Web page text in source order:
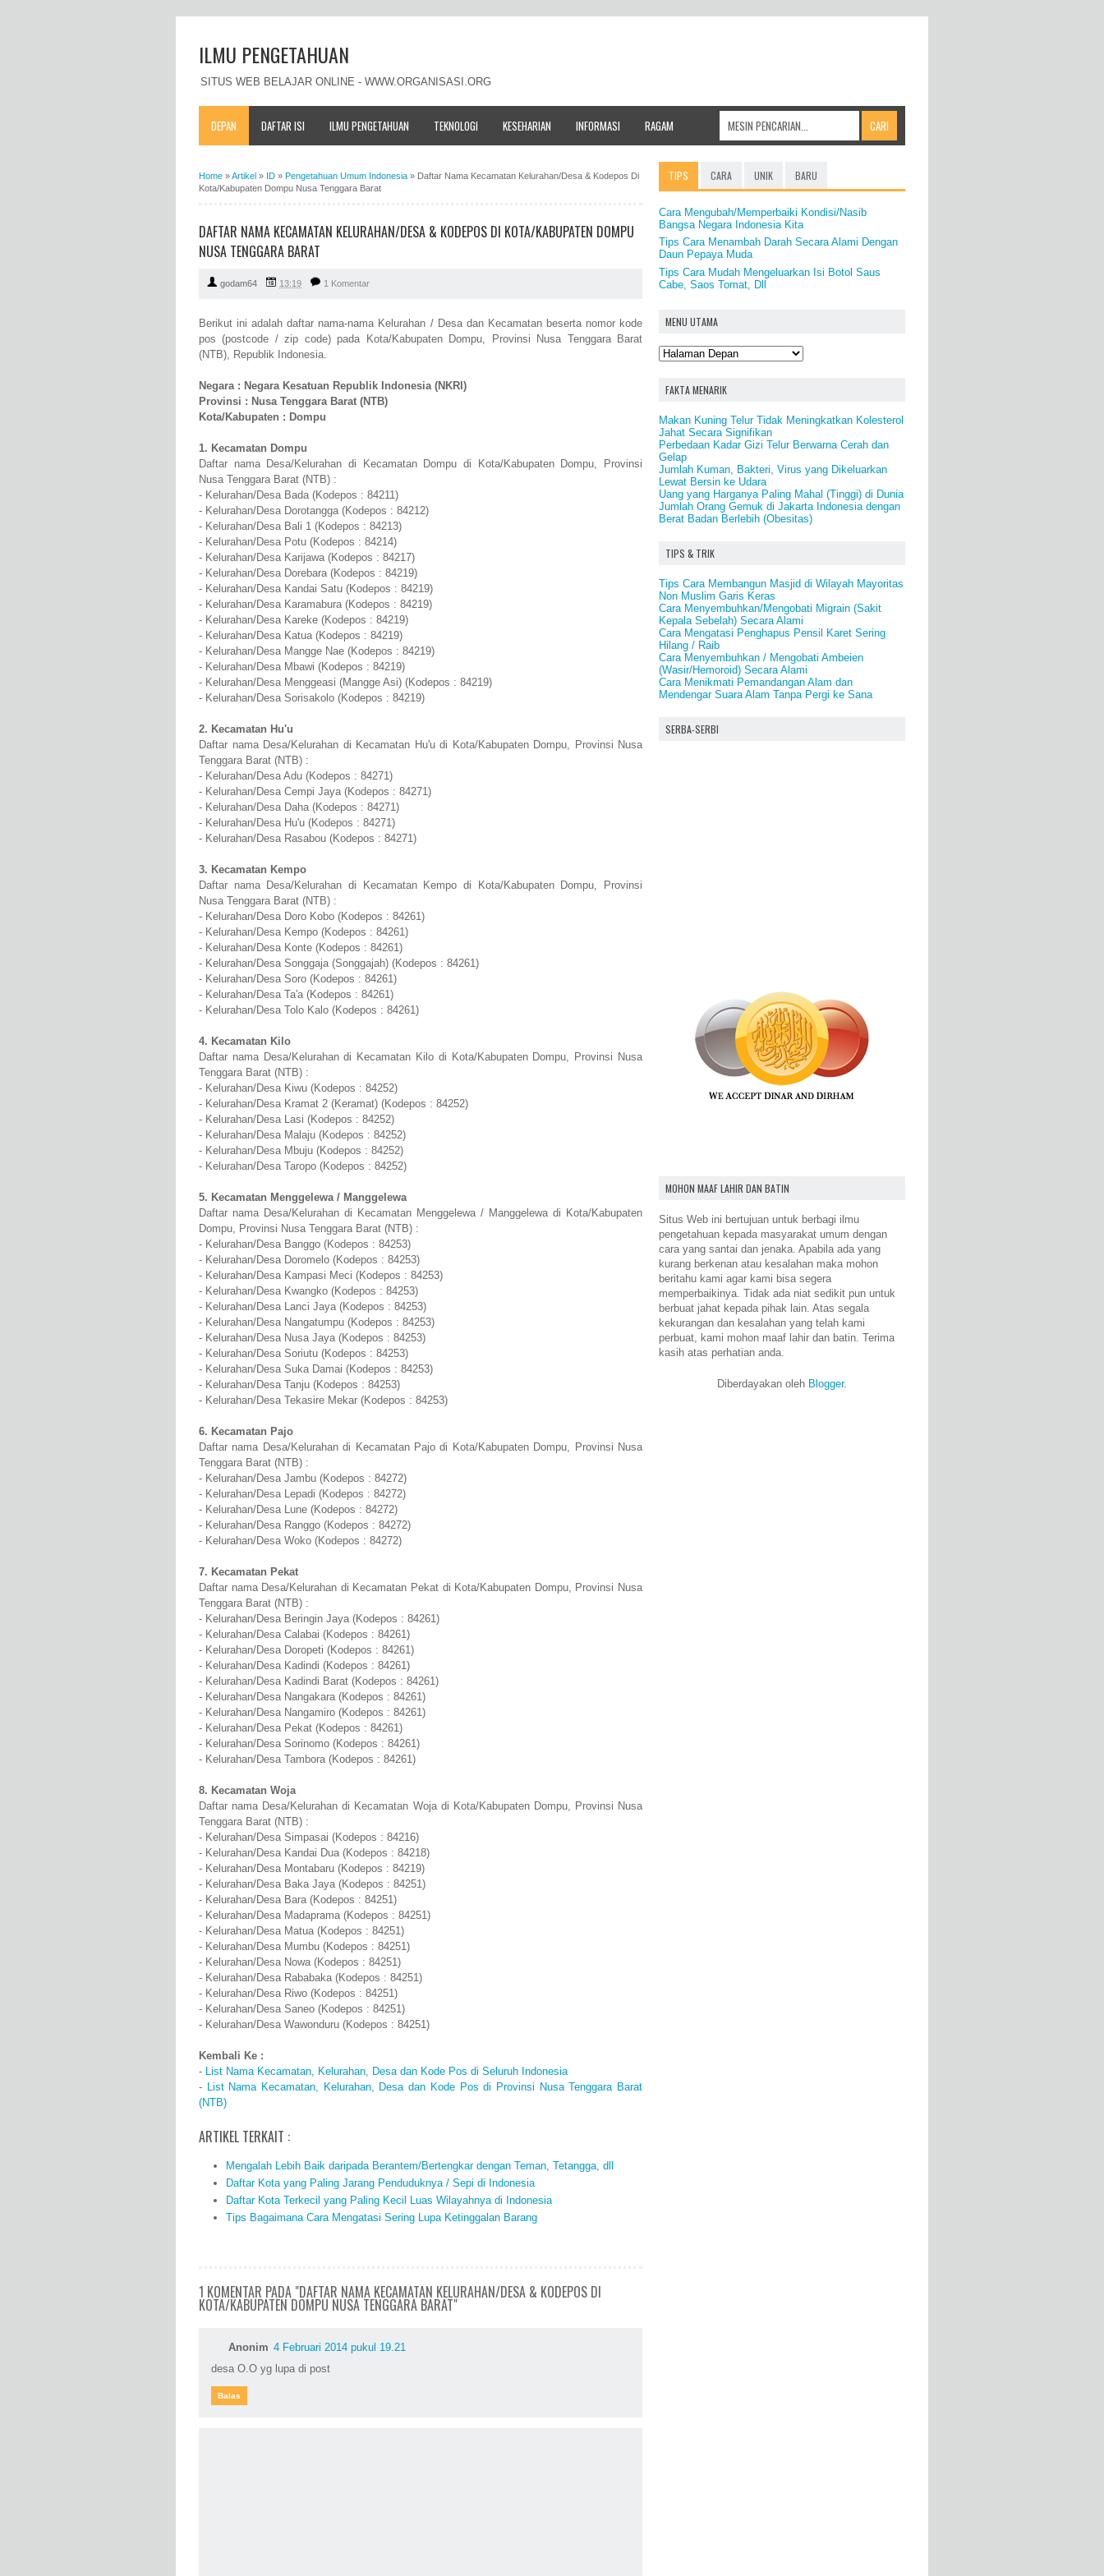
ILMU PENGETAHUAN
SITUS WEB BELAJAR ONLINE - WWW.ORGANISASI.ORG
DEPAN DAFTAR ISI ILMU PENGETAHUAN TEKNOLOGI KESEHARIAN INFORMASI RAGAM
Home »Artikel » ID » Pengetahuan Umum Indonesia » Daftar Nama Kecamatan Kelurahan/Desa & Kodepos Di
Kota/Kabupaten Dompu Nusa Tenggara Barat
DAFTAR NAMA KECAMATAN KELURAHAN/DESA & KODEPOS DI KOTA/KABUPATEN DOMPU
NUSA TENGGARA BARAT
godam64 13:19 1 Komentar
Berikut ini adalah daftar nama-nama Kelurahan / Desa dan Kecamatan beserta nomor kode
pos (postcode / zip code) pada Kota/Kabupaten Dompu, Provinsi Nusa Tenggara Barat
(NTB), Republik Indonesia.
Negara : Negara Kesatuan Republik Indonesia (NKRI)
Provinsi : Nusa Tenggara Barat (NTB)
Kota/Kabupaten : Dompu
1. Kecamatan Dompu
Daftar nama Desa/Kelurahan di Kecamatan Dompu di Kota/Kabupaten Dompu, Provinsi
Nusa Tenggara Barat (NTB) :
- Kelurahan/Desa Bada (Kodepos : 84211)
- Kelurahan/Desa Dorotangga (Kodepos : 84212)
- Kelurahan/Desa Bali 1 (Kodepos : 84213)
- Kelurahan/Desa Potu (Kodepos : 84214)
- Kelurahan/Desa Karijawa (Kodepos : 84217)
- Kelurahan/Desa Dorebara (Kodepos : 84219)
- Kelurahan/Desa Kandai Satu (Kodepos : 84219)
- Kelurahan/Desa Karamabura (Kodepos : 84219)
- Kelurahan/Desa Kareke (Kodepos : 84219)
- Kelurahan/Desa Katua (Kodepos : 84219)
- Kelurahan/Desa Mangge Nae (Kodepos : 84219)
- Kelurahan/Desa Mbawi (Kodepos : 84219)
- Kelurahan/Desa Menggeasi (Mangge Asi) (Kodepos : 84219)
- Kelurahan/Desa Sorisakolo (Kodepos : 84219)
2. Kecamatan Hu'u
Daftar nama Desa/Kelurahan di Kecamatan Hu'u di Kota/Kabupaten Dompu, Provinsi Nusa
Tenggara Barat (NTB) :
- Kelurahan/Desa Adu (Kodepos : 84271)
- Kelurahan/Desa Cempi Jaya (Kodepos : 84271)
- Kelurahan/Desa Daha (Kodepos : 84271)
- Kelurahan/Desa Hu'u (Kodepos : 84271)
- Kelurahan/Desa Rasabou (Kodepos : 84271)
3. Kecamatan Kempo
Daftar nama Desa/Kelurahan di Kecamatan Kempo di Kota/Kabupaten Dompu, Provinsi
Nusa Tenggara Barat (NTB) :
- Kelurahan/Desa Doro Kobo (Kodepos : 84261)
- Kelurahan/Desa Kempo (Kodepos : 84261)
- Kelurahan/Desa Konte (Kodepos : 84261)
- Kelurahan/Desa Songgaja (Songgajah) (Kodepos : 84261)
- Kelurahan/Desa Soro (Kodepos : 84261)
- Kelurahan/Desa Ta'a (Kodepos : 84261)
- Kelurahan/Desa Tolo Kalo (Kodepos : 84261)
4. Kecamatan Kilo
Daftar nama Desa/Kelurahan di Kecamatan Kilo di Kota/Kabupaten Dompu, Provinsi Nusa
Tenggara Barat (NTB) :
- Kelurahan/Desa Kiwu (Kodepos : 84252)
- Kelurahan/Desa Kramat 2 (Keramat) (Kodepos : 84252)
- Kelurahan/Desa Lasi (Kodepos : 84252)
- Kelurahan/Desa Malaju (Kodepos : 84252)
- Kelurahan/Desa Mbuju (Kodepos : 84252)
- Kelurahan/Desa Taropo (Kodepos : 84252)
5. Kecamatan Menggelewa / Manggelewa
Daftar nama Desa/Kelurahan di Kecamatan Menggelewa / Manggelewa di Kota/Kabupaten
Dompu, Provinsi Nusa Tenggara Barat (NTB) :
- Kelurahan/Desa Banggo (Kodepos : 84253)
- Kelurahan/Desa Doromelo (Kodepos : 84253)
- Kelurahan/Desa Kampasi Meci (Kodepos : 84253)
- Kelurahan/Desa Kwangko (Kodepos : 84253)
- Kelurahan/Desa Lanci Jaya (Kodepos : 84253)
- Kelurahan/Desa Nangatumpu (Kodepos : 84253)
- Kelurahan/Desa Nusa Jaya (Kodepos : 84253)
- Kelurahan/Desa Soriutu (Kodepos : 84253)
- Kelurahan/Desa Suka Damai (Kodepos : 84253)
- Kelurahan/Desa Tanju (Kodepos : 84253)
- Kelurahan/Desa Tekasire Mekar (Kodepos : 84253)
6. Kecamatan Pajo
Daftar nama Desa/Kelurahan di Kecamatan Pajo di Kota/Kabupaten Dompu, Provinsi Nusa
Tenggara Barat (NTB) :
- Kelurahan/Desa Jambu (Kodepos : 84272)
- Kelurahan/Desa Lepadi (Kodepos : 84272)
- Kelurahan/Desa Lune (Kodepos : 84272)
- Kelurahan/Desa Ranggo (Kodepos : 84272)
- Kelurahan/Desa Woko (Kodepos : 84272)
7. Kecamatan Pekat
Daftar nama Desa/Kelurahan di Kecamatan Pekat di Kota/Kabupaten Dompu, Provinsi Nusa
Tenggara Barat (NTB) :
- Kelurahan/Desa Beringin Jaya (Kodepos : 84261)
- Kelurahan/Desa Calabai (Kodepos : 84261)
- Kelurahan/Desa Doropeti (Kodepos : 84261)
- Kelurahan/Desa Kadindi (Kodepos : 84261)
- Kelurahan/Desa Kadindi Barat (Kodepos : 84261)
- Kelurahan/Desa Nangakara (Kodepos : 84261)
- Kelurahan/Desa Nangamiro (Kodepos : 84261)
- Kelurahan/Desa Pekat (Kodepos : 84261)
- Kelurahan/Desa Sorinomo (Kodepos : 84261)
- Kelurahan/Desa Tambora (Kodepos : 84261)
8. Kecamatan Woja
Daftar nama Desa/Kelurahan di Kecamatan Woja di Kota/Kabupaten Dompu, Provinsi Nusa
Tenggara Barat (NTB) :
- Kelurahan/Desa Simpasai (Kodepos : 84216)
- Kelurahan/Desa Kandai Dua (Kodepos : 84218)
- Kelurahan/Desa Montabaru (Kodepos : 84219)
- Kelurahan/Desa Baka Jaya (Kodepos : 84251)
- Kelurahan/Desa Bara (Kodepos : 84251)
- Kelurahan/Desa Madaprama (Kodepos : 84251)
- Kelurahan/Desa Matua (Kodepos : 84251)
- Kelurahan/Desa Mumbu (Kodepos : 84251)
- Kelurahan/Desa Nowa (Kodepos : 84251)
- Kelurahan/Desa Rababaka (Kodepos : 84251)
- Kelurahan/Desa Riwo (Kodepos : 84251)
- Kelurahan/Desa Saneo (Kodepos : 84251)
- Kelurahan/Desa Wawonduru (Kodepos : 84251)
Kembali Ke :
- List Nama Kecamatan, Kelurahan, Desa dan Kode Pos di Seluruh Indonesia
- List Nama Kecamatan, Kelurahan, Desa dan Kode Pos di Provinsi Nusa Tenggara Barat
(NTB)
ARTIKEL TERKAIT :
Mengalah Lebih Baik daripada Berantem/Bertengkar dengan Teman, Tetangga, dll
Daftar Kota yang Paling Jarang Penduduknya / Sepi di Indonesia
Daftar Kota Terkecil yang Paling Kecil Luas Wilayahnya di Indonesia
Tips Bagaimana Cara Mengatasi Sering Lupa Ketinggalan Barang
1 KOMENTAR PADA "DAFTAR NAMA KECAMATAN KELURAHAN/DESA & KODEPOS DI
KOTA/KABUPATEN DOMPU NUSA TENGGARA BARAT"
Anonim 4 Februari 2014 pukul 19.21
desa O.O yg lupa di post
Balas
TIPS CARA UNIK BARU
Cara Mengubah/Memperbaiki Kondisi/Nasib
Bangsa Negara Indonesia Kita
Tips Cara Menambah Darah Secara Alami Dengan
Daun Pepaya Muda
Tips Cara Mudah Mengeluarkan Isi Botol Saus
Cabe, Saos Tomat, Dll
MENU UTAMA
FAKTA MENARIK
Makan Kuning Telur Tidak Meningkatkan Kolesterol
Jahat Secara Signifikan
Perbedaan Kadar Gizi Telur Berwarna Cerah dan
Gelap
Jumlah Kuman, Bakteri, Virus yang Dikeluarkan
Lewat Bersin ke Udara
Uang yang Harganya Paling Mahal (Tinggi) di Dunia
Jumlah Orang Gemuk di Jakarta Indonesia dengan
Berat Badan Berlebih (Obesitas)
TIPS & TRIK
Tips Cara Membangun Masjid di Wilayah Mayoritas
Non Muslim Garis Keras
Cara Menyembuhkan/Mengobati Migrain (Sakit
Kepala Sebelah) Secara Alami
Cara Mengatasi Penghapus Pensil Karet Sering
Hilang / Raib
Cara Menyembuhkan / Mengobati Ambeien
(Wasir/Hemoroid) Secara Alami
Cara Menikmati Pemandangan Alam dan
Mendengar Suara Alam Tanpa Pergi ke Sana
SERBA-SERBI
MOHON MAAF LAHIR DAN BATIN
Situs Web ini bertujuan untuk berbagi ilmu
pengetahuan kepada masyarakat umum dengan
cara yang santai dan jenaka. Apabila ada yang
kurang berkenan atau kesalahan maka mohon
beritahu kami agar kami bisa segera
memperbaikinya. Tidak ada niat sedikit pun untuk
berbuat jahat kepada pihak lain. Atas segala
kekurangan dan kesalahan yang telah kami
perbuat, kami mohon maaf lahir dan batin. Terima
kasih atas perhatian anda.
Diberdayakan oleh Blogger.